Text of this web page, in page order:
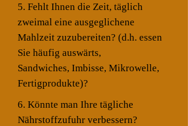
5. Fehlt Ihnen die Zeit, täglich
zweimal eine ausgeglichene
Mahlzeit zuzubereiten? (d.h. essen
Sie häufig auswärts,
Sandwiches, Imbisse, Mikrowelle,
Fertigprodukte)?
6. Könnte man Ihre tägliche
Nährstoffzufuhr verbessern?